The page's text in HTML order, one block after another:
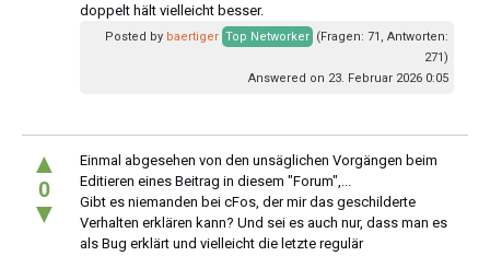
doppelt hält vielleicht besser.
Posted by baertiger Top Networker (Fragen: 71, Antworten:
271)
Answered on 23. Februar 2026 0:05
▲
0
▼
Einmal abgesehen von den unsäglichen Vorgängen beim
Editieren eines Beitrag in diesem "Forum",...
Gibt es niemanden bei cFos, der mir das geschilderte
Verhalten erklären kann? Und sei es auch nur, dass man es
als Bug erklärt und vielleicht die letzte regulär